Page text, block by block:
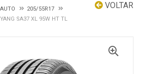
VOLTAR
205/55R17
SA37 XL 95W HT TL